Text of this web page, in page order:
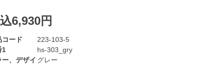
6,930円
コード
223-103-5
1
hs-303_gry
ー、デザイ グレー